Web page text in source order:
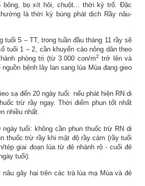
bông, bọ xít hôi, chuột... thời kỳ trổ. Đặc
là thời kỳ bùng phát dịch Rầy nâu-
tuổi 5 – TT, trong tuần đầu tháng 11 rầy sẽ
tuổi 1 – 2, cần khuyến cáo nông dân theo
phòng trị (từ 3.000 con/m2 trở lên và
bệnh lây lan sang lúa Mùa đang gieo
sạ đến 20 ngày tuổi: nếu phát hiện RN di
trừ rầy ngay. Thời điểm phun tốt nhất
nhiều nhất.
tuổi: không cần phun thuốc trừ RN di
thuốc trừ rầy khi mật độ rầy cám (rầy tuổi
tép giai đoạn lúa từ đẻ nhánh rộ - cuối đẻ
tuổi).
nâu gây hại trên các trà lúa mạ Mùa và đẻ